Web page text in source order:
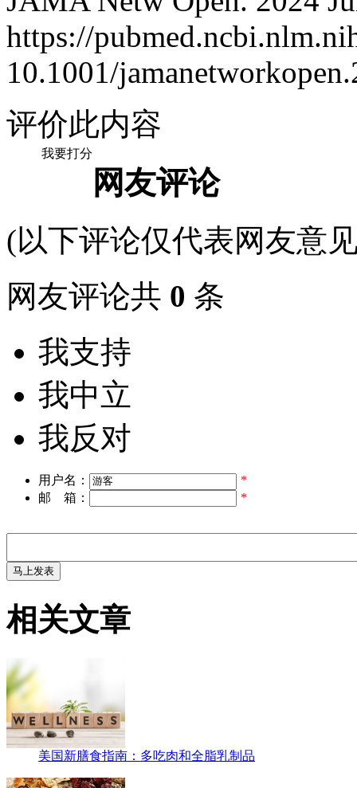
https://
10.1001/
评价此内容
我要打分
网友评论
(以下评论仅代表网友意
网友评论共 0 条
我支持
我中立
我反对
用户名：
*
邮 箱：
*
相关文章
美国新膳食指南：多吃肉和全脂乳制品